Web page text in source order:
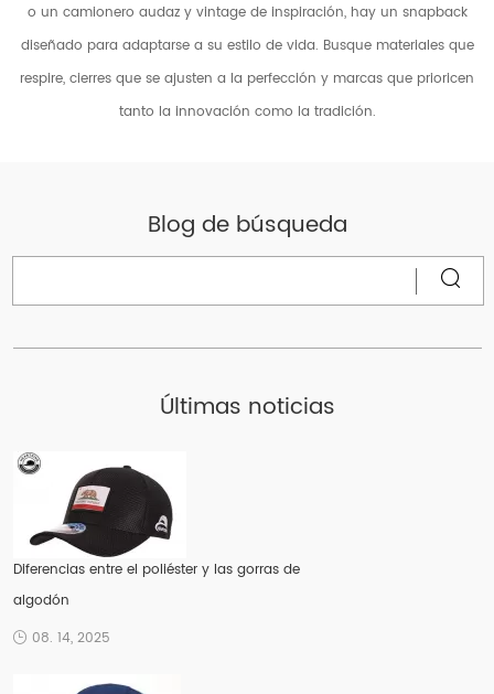
o un camionero audaz y vintage de inspiración, hay un snapback
diseñado para adaptarse a su estilo de vida. Busque materiales que
respire, cierres que se ajusten a la perfección y marcas que prioricen
tanto la innovación como la tradición.
Blog de búsqueda
Últimas noticias
Diferencias entre el poliéster y las gorras de
algodón
08. 14, 2025